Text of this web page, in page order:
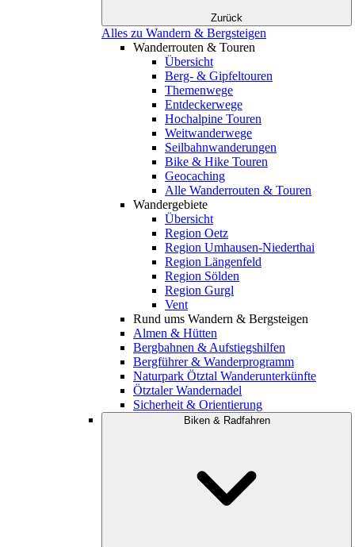
Zurück
Alles zu Wandern & Bergsteigen
Wanderrouten & Touren
Übersicht
Berg- & Gipfeltouren
Themenwege
Entdeckerwege
Hochalpine Touren
Weitwanderwege
Seilbahnwanderungen
Bike & Hike Touren
Geocaching
Alle Wanderrouten & Touren
Wandergebiete
Übersicht
Region Oetz
Region Umhausen-Niederthai
Region Längenfeld
Region Sölden
Region Gurgl
Vent
Rund ums Wandern & Bergsteigen
Almen & Hütten
Bergbahnen & Aufstiegshilfen
Bergführer & Wanderprogramm
Naturpark Ötztal Wanderunterkünfte
Ötztaler Wandernadel
Sicherheit & Orientierung
Biken & Radfahren